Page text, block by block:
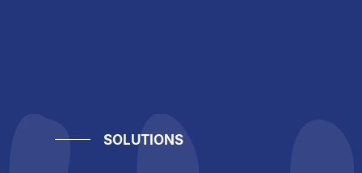
SOLUTIONS